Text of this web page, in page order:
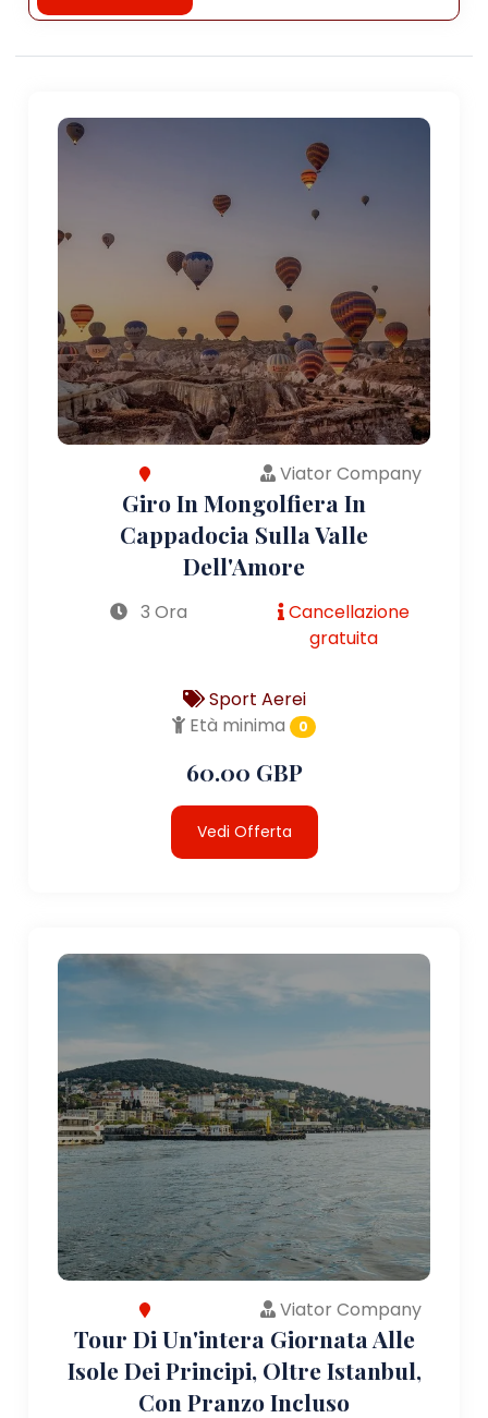
Viator Company
Giro In Mongolfiera In
Cappadocia Sulla Valle
Dell'Amore
3 Ora
Cancellazione
gratuita
Sport Aerei
Età minima
0
60.00 GBP
Vedi Offerta
Viator Company
Tour Di Un'intera Giornata Alle
Isole Dei Principi, Oltre Istanbul,
Con Pranzo Incluso